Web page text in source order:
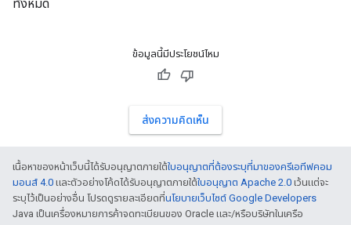
ทั้งหมด
ข้อมูลนี้มีประโยชน์ไหม
ส่งความคิดเห็น
เนื้อหาของหน้าเว็บนี้ได้รับอนุญาตภายใต้ใบอนุญาตที่ต้องระบุที่มาของครีเอทีฟคอม
มอนส์ 4.0 และตัวอย่างโค้ดได้รับอนุญาตภายใต้ใบอนุญาต Apache 2.0 เว้นแต่จะ
ระบุไว้เป็นอย่างอื่น โปรดดูรายละเอียดที่นโยบายเว็บไซต์ Google Developers
Java เป็นเครื่องหมายการค้าจดทะเบียนของ Oracle และ/หรือบริษัทในเครือ